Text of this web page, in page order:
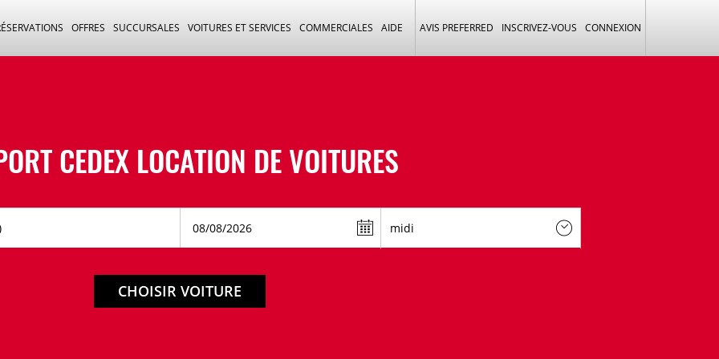
OFFRES SUCCURSALES VOITURES ET SERVICES COMMERCIALES AIDE AVIS PREFERRED INSCRIVEZ-VOUS CONNEXION
CEDEX LOCATION DE VOITURES
CHOISIR VOITURE